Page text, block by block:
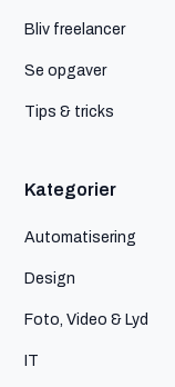
Bliv freelancer
Se opgaver
Tips & tricks
Kategorier
Automatisering
Design
Foto, Video & Lyd
IT